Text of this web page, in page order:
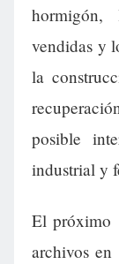
hormigón,
vendidas y
la
posible
industrial y
El próximo
archivos